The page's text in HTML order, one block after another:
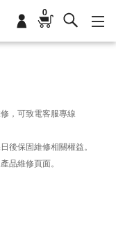
0
，可致電客服專線
後保固維修相關權益。
品維修頁面。